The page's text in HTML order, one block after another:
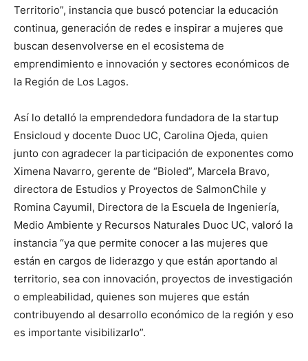
Territorio”, instancia que buscó potenciar la educación
continua, generación de redes e inspirar a mujeres que
buscan desenvolverse en el ecosistema de
emprendimiento e innovación y sectores económicos de
la Región de Los Lagos.
Así lo detalló la emprendedora fundadora de la startup
Ensicloud y docente Duoc UC, Carolina Ojeda, quien
junto con agradecer la participación de exponentes como
Ximena Navarro, gerente de “Bioled”, Marcela Bravo,
directora de Estudios y Proyectos de SalmonChile y
Romina Cayumil, Directora de la Escuela de Ingeniería,
Medio Ambiente y Recursos Naturales Duoc UC, valoró la
instancia “ya que permite conocer a las mujeres que
están en cargos de liderazgo y que están aportando al
territorio, sea con innovación, proyectos de investigación
o empleabilidad, quienes son mujeres que están
contribuyendo al desarrollo económico de la región y eso
es importante visibilizarlo”.